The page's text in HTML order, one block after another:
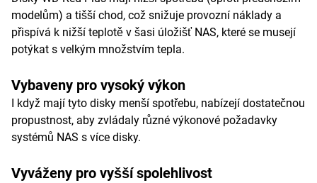
modelům) a tišší chod, což snižuje provozní náklady a
přispívá k nižší teplotě v šasi úložišť NAS, které se musejí
potýkat s velkým množstvím tepla.
Vybaveny pro vysoký výkon
I když mají tyto disky menší spotřebu, nabízejí dostatečnou
propustnost, aby zvládaly různé výkonové požadavky
systémů NAS s více disky.
Vyváženy pro vyšší spolehlivost